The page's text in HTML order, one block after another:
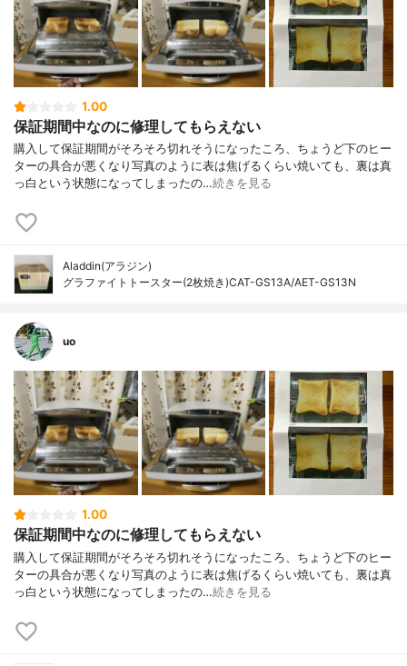
1.00
保証期間中なのに修理してもらえない
購入して保証期間がそろそろ切れそうになったころ、ちょうど下のヒー
ターの具合が悪くなり写真のように表は焦げるくらい焼いても、裏は真
っ白という状態になってしまったの…続きを見る
Aladdin(アラジン)
グラファイトトースター(2枚焼き)CAT-GS13A/AET-GS13N
uo
1.00
保証期間中なのに修理してもらえない
購入して保証期間がそろそろ切れそうになったころ、ちょうど下のヒー
ターの具合が悪くなり写真のように表は焦げるくらい焼いても、裏は真
っ白という状態になってしまったの…続きを見る